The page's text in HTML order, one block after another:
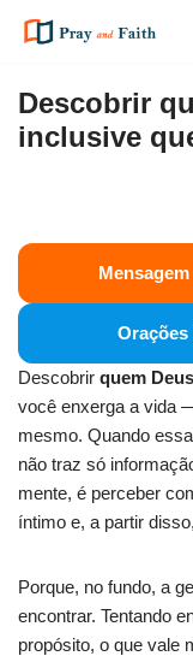
para
o
conteúdo
Descobrir
inclusive
Orações
Descobrir quem
você enxerga a vida
mesmo. Quando
não traz só
mente, é perceber
íntimo e, a partir
Porque, no fundo, a
encontrar. Tentando
propósito, o que vale